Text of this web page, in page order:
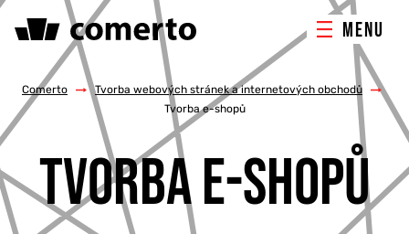
MENU
ONLINE MARKETING
TVORBA WEBU
PORADENSTVÍ & ŠKOLENÍ
Comerto / Tvorba webových stránek a internetových obchodů
/
Tvorba e-shopů
TVORBA E-SHOPŮ